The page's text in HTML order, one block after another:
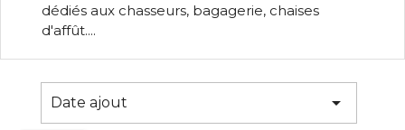
dédiés aux chasseurs, bagagerie, chaises
d'affût....
Date ajout 